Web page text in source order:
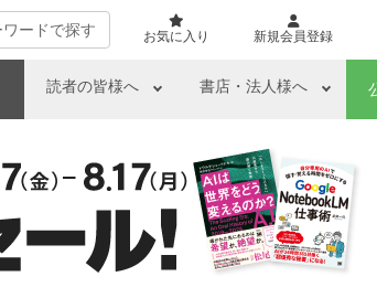
ワードで探す お気に入り 新規会員登録
読者の皆様へ 書店・法人様へ